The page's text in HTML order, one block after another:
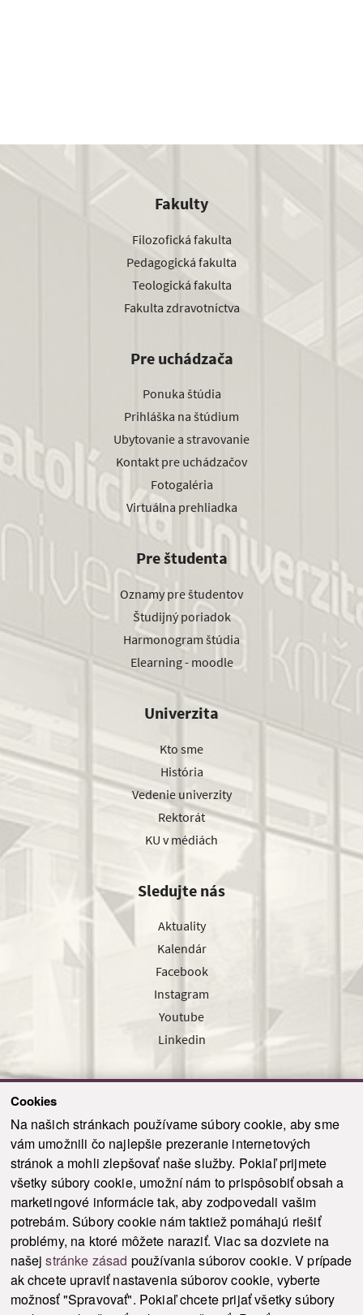
Cookies
Na našich stránkach používame súbory cookie, aby sme
vám umožnili čo najlepšie prezeranie internetových
stránok a mohli zlepšovať naše služby. Pokiaľ prijmete
všetky súbory cookie, umožní nám to prispôsobiť obsah a
marketingové informácie tak, aby zodpovedali vašim
potrebám. Súbory cookie nám taktiež pomáhajú riešiť
problémy, na ktoré môžete naraziť. Viac sa dozviete na
našejstránke zásad používania súborov cookie. V prípade
ak chcete upraviť nastavenia súborov cookie, vyberte
možnosť "Spravovať". Pokiaľ chcete prijať všetky súbory
Fakulty
Filozofická fakulta
Pedagogická fakulta
Teologická fakulta
Fakulta zdravotníctva
Pre uchádzača
Ponuka štúdia
Prihláška na štúdium
Ubytovanie a stravovanie
Kontakt pre uchádzačov
Fotogaléria
Virtuálna prehliadka
Pre študenta
Oznamy pre študentov
Študijný poriadok
Harmonogram štúdia
Elearning - moodle
Univerzita
Kto sme
História
Vedenie univerzity
Rektorát
KU v médiách
Sledujte nás
Aktuality
Kalendár
Facebook
Instagram
Youtube
Linkedin
Odoslať
© 2021-2026 ku.sk. Všetky práva vyhradené. | Ochrana osobných údajov
Vyhlásenie o prístupnosti |
Admin
This site is protected by reCAPTCHA and the Google Privacy Policy and Terms of